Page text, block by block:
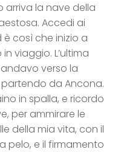
arriva la nave della
Accedi ai
così che inizio a
viaggio. L’ultima
verso la
da Ancona.
in spalla, e ricordo
per ammirare le
della mia vita, con il
pelo, e il firmamento